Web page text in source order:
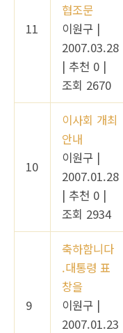
11
협조문
이원구 |
2007.03.28
| 추천 0 |
조회 2670
10
이사회 개최
안내
이원구 |
2007.01.28
| 추천 0 |
조회 2934
9
축하함니다
.대통령 표
창을
이원구 |
2007.01.23